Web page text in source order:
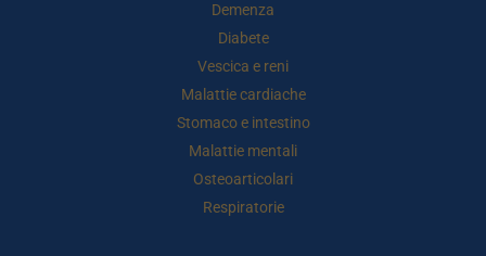
Demenza
Diabete
Vescica e reni
Malattie cardiache
Stomaco e intestino
Malattie mentali
Osteoarticolari
Respiratorie